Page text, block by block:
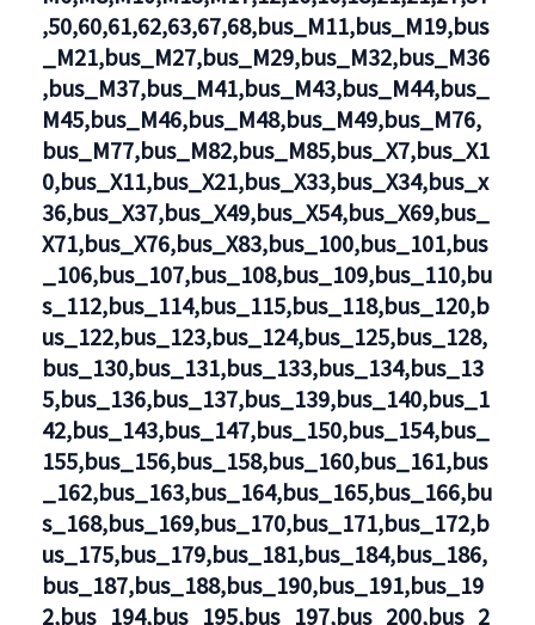
Uhr
bestreikt
auf
den
Linien
,50,60,61,62,63,67,68,bus_M11,bus_M19,bus
_M21,bus_M27,bus_M29,bus_M32,bus_M36
,bus_M37,bus_M41,bus_M43,bus_M44,bus_
M45,bus_M46,bus_M48,bus_M49,bus_M76,
bus_M77,bus_M82,bus_M85,bus_X7,bus_X1
0,bus_X11,bus_X21,bus_X33,bus_X34,bus_x
36,bus_X37,bus_X49,bus_X54,bus_X69,bus_
X71,bus_X76,bus_X83,bus_100,bus_101,bus
_106,bus_107,bus_108,bus_109,bus_110,bu
s_112,bus_114,bus_115,bus_118,bus_120,b
us_122,bus_123,bus_124,bus_125,bus_128,
bus_130,bus_131,bus_133,bus_134,bus_13
5,bus_136,bus_137,bus_139,bus_140,bus_1
42,bus_143,bus_147,bus_150,bus_154,bus_
155,bus_156,bus_158,bus_160,bus_161,bus
_162,bus_163,bus_164,bus_165,bus_166,bu
s_168,bus_169,bus_170,bus_171,bus_172,b
us_175,bus_179,bus_181,bus_184,bus_186,
bus_187,bus_188,bus_190,bus_191,bus_19
2,bus_194,bus_195,bus_197,bus_200,bus_2